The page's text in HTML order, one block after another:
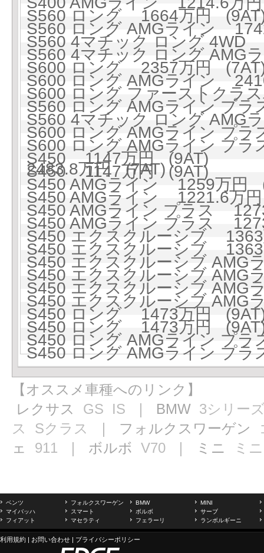
S560 ロング 1664万円
S560 ロング AMGライン
S560 4マチック ロング
S560 4マチック ロング
S600 ロング 2357万円
S600 ロング AMGライン
S600 ロング ファーストク
S560 ロング AMGライン プ
S560 4マチック ロング
S600 ロング AMGライン プ
S600 ロング AMGライン プ
2483.8万円 (7AT)
S450 1147万円 (9AT)
S450 1147万円 (9AT)
S450 AMGライン 1259万円
S450 AMGライン 1221.6万
S450 AMGライン プラス
S450 AMGライン プラス
S450 エクスクルーシブ
S450 エクスクルーシブ
S450 エクスクルーシブ
S450 エクスクルーシブ
S450 エクスクルーシブ
S450 エクスクルーシブ
S450 ロング 1473万円
S450 ロング 1473万円
S450 ロング AMGライン プ
S450 ロング AMGライン プ
【オススメ車種へのリンク】
レクサス GS IS ｜ BMW 3シリー
ス
Sクラス ｜ フォルクスワーゲン
ェ 911 ｜ ボルボ V70 ｜ ミニ ミニ
ベンツ フォルクスワーゲン BMW
MINI
マイバッハ
スマート ボルボ
サーブ
フィアット
マセラティ フェラーリ ランボルギーニ
利用規約 | お問い合わせ | プライバシーポリシー